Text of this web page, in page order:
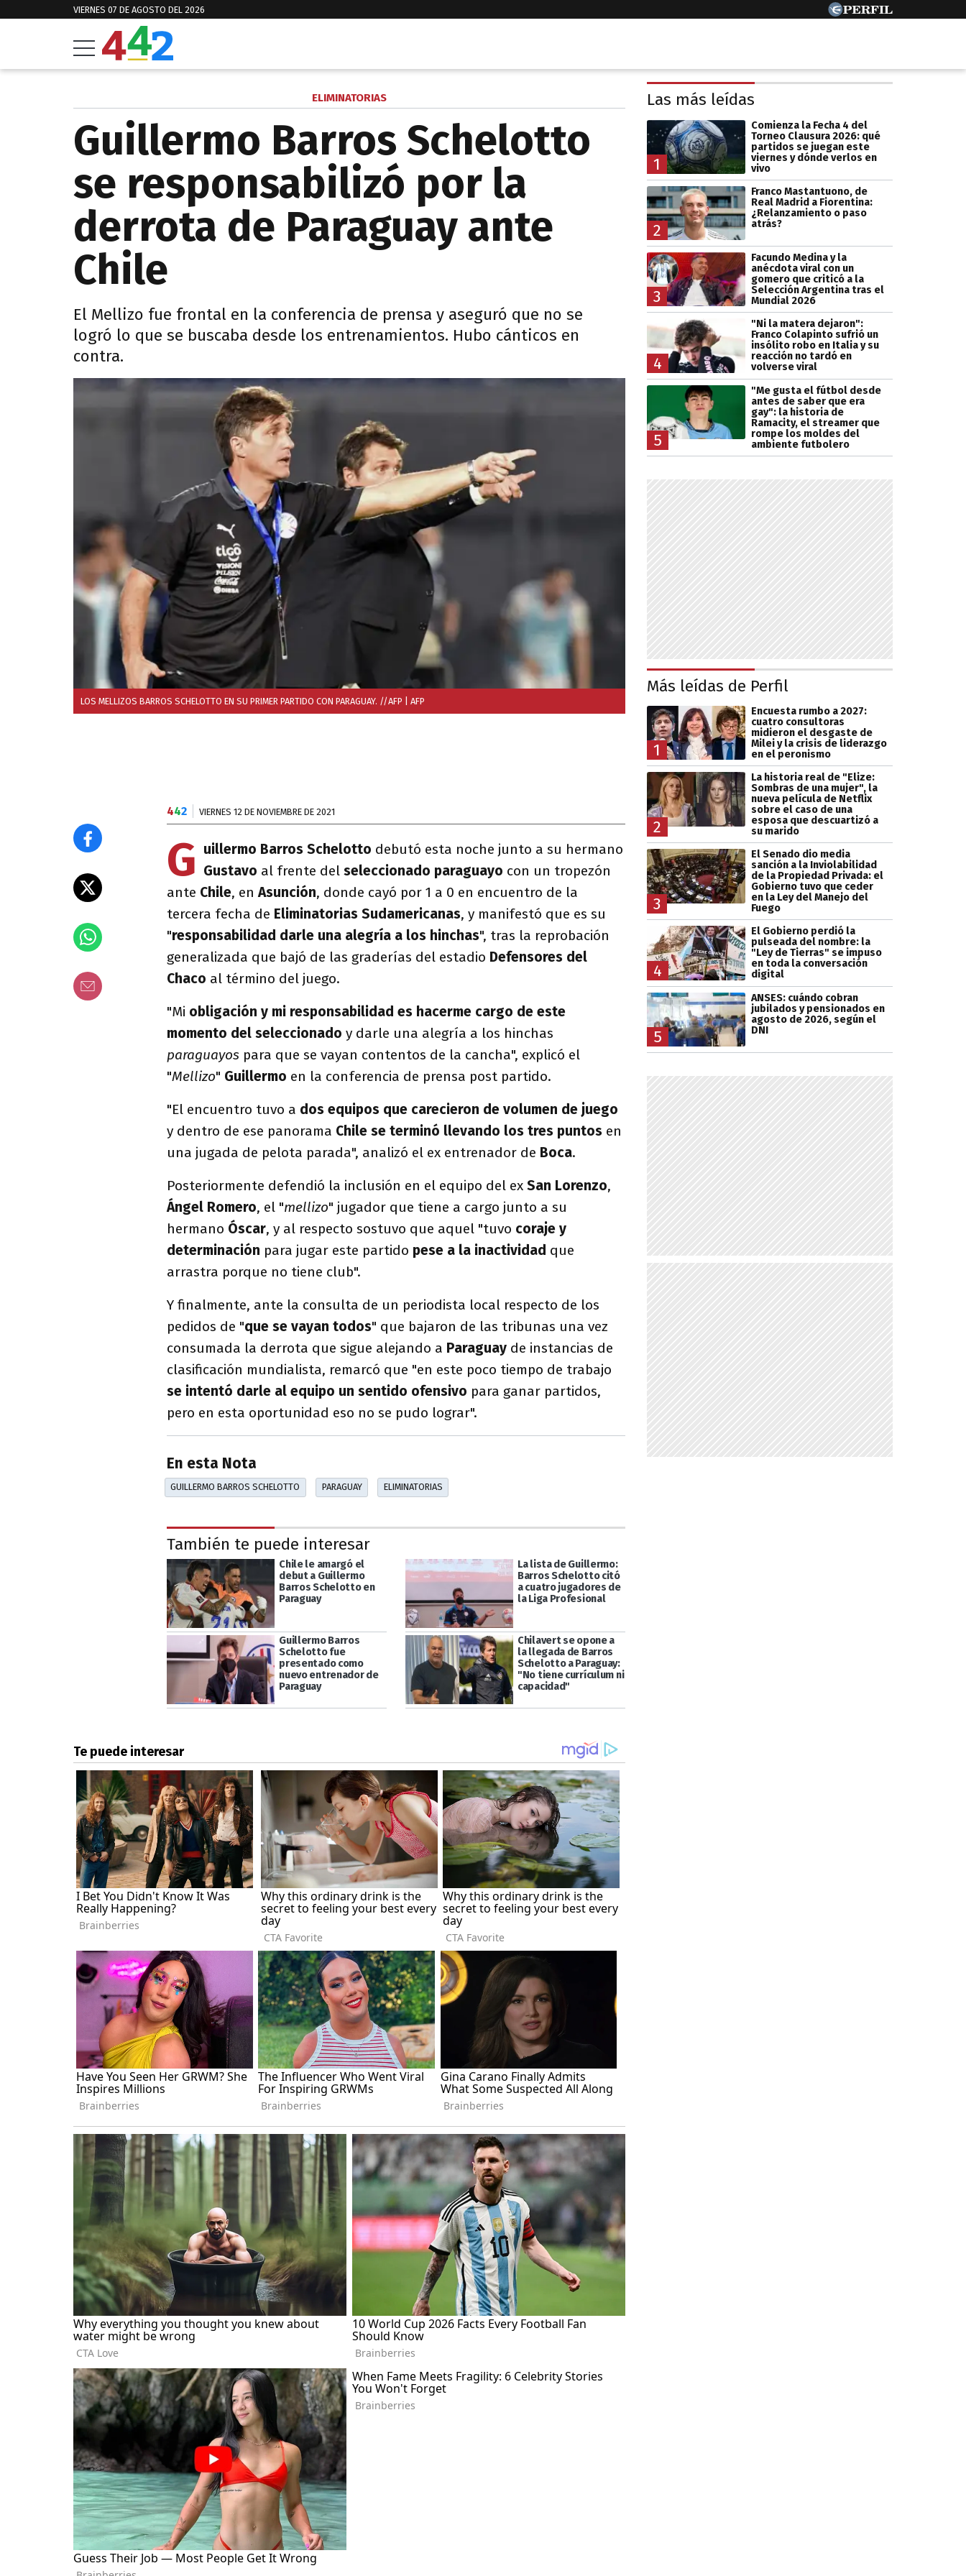
VIERNES 07 DE AGOSTO DEL 2026
ELIMINATORIAS
Guillermo Barros Schelotto
se responsabilizó por la
derrota de Paraguay ante
Chile
El Mellizo fue frontal en la conferencia de prensa y aseguró que no se
logró lo que se buscaba desde los entrenamientos. Hubo cánticos en
contra.
LOS MELLIZOS BARROS SCHELOTTO EN SU PRIMER PARTIDO CON PARAGUAY. //AFP | AFP
442 VIERNES 12 DE NOVIEMBRE DE 2021
G uillermo Barros Schelotto debutó esta noche junto a su hermano
Gustavo al frente del seleccionado paraguayo con un tropezón
ante Chile, enAsunción, donde cayó por 1 a 0 en encuentro de la
tercera fecha de Eliminatorias Sudamericanas, y manifestó que es su
"responsabilidad darle una alegría a los hinchas", tras la reprobación
generalizada que bajó de las graderías del estadio Defensores del
Chaco al término del juego.
"Mi obligación y mi responsabilidad es hacerme cargo de este
momento del seleccionado y darle una alegría a los hinchas
paraguayos para que se vayan contentos de la cancha", explicó el
"Mellizo" Guillermo en la conferencia de prensa post partido.
"El encuentro tuvo a dos equipos que carecieron de volumen de juego
y dentro de ese panorama Chile se terminó llevando los tres puntos en
una jugada de pelota parada", analizó el ex entrenador de Boca.
Posteriormente defendió la inclusión en el equipo del ex San Lorenzo,
Ángel Romero, el "mellizo" jugador que tiene a cargo junto a su
hermano Óscar, y al respecto sostuvo que aquel "tuvo coraje y
determinación para jugar este partido pese a la inactividad que
arrastra porque no tiene club".
Y finalmente, ante la consulta de un periodista local respecto de los
pedidos de "que se vayan todos" que bajaron de las tribunas una vez
consumada la derrota que sigue alejando a Paraguay de instancias de
clasificación mundialista, remarcó que "en este poco tiempo de trabajo
se intentó darle al equipo un sentido ofensivo para ganar partidos,
pero en esta oportunidad eso no se pudo lograr".
En esta Nota
GUILLERMO BARROS SCHELOTTO PARAGUAY ELIMINATORIAS
También te puede interesar
Chile le amargó el
debut a Guillermo
Barros Schelotto en
Paraguay
La lista de Guillermo:
Barros Schelotto citó
a cuatro jugadores de
la Liga Profesional
Guillermo Barros
Schelotto fue
presentado como
nuevo entrenador de
Paraguay
Chilavert se opone a
la llegada de Barros
Schelotto a Paraguay:
"No tiene currículum ni
capacidad"
Las más leídas
1
Comienza la Fecha 4 del
Torneo Clausura 2026: qué
partidos se juegan este
viernes y dónde verlos en
vivo
2
Franco Mastantuono, de
Real Madrid a Fiorentina:
¿Relanzamiento o paso
atrás?
3
Facundo Medina y la
anécdota viral con un
gomero que criticó a la
Selección Argentina tras el
Mundial 2026
4
"Ni la matera dejaron":
Franco Colapinto sufrió un
insólito robo en Italia y su
reacción no tardó en
volverse viral
5
"Me gusta el fútbol desde
antes de saber que era
gay": la historia de
Ramacity, el streamer que
rompe los moldes del
ambiente futbolero
Más leídas de Perfil
1
Encuesta rumbo a 2027:
cuatro consultoras
midieron el desgaste de
Milei y la crisis de liderazgo
en el peronismo
2
La historia real de "Elize:
Sombras de una mujer", la
nueva película de Netflix
sobre el caso de una
esposa que descuartizó a
su marido
3
El Senado dio media
sanción a la Inviolabilidad
de la Propiedad Privada: el
Gobierno tuvo que ceder
en la Ley del Manejo del
Fuego
4
El Gobierno perdió la
pulseada del nombre: la
"Ley de Tierras" se impuso
en toda la conversación
digital
5
ANSES: cuándo cobran
jubilados y pensionados en
agosto de 2026, según el
DNI